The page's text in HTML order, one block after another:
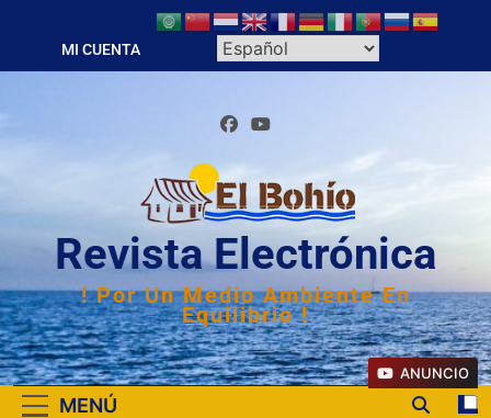
contenido
MI CUENTA
Revista Electrónica
! Por Un Medio Ambiente En
Equilibrio !
MENÚ
ANUNCIO